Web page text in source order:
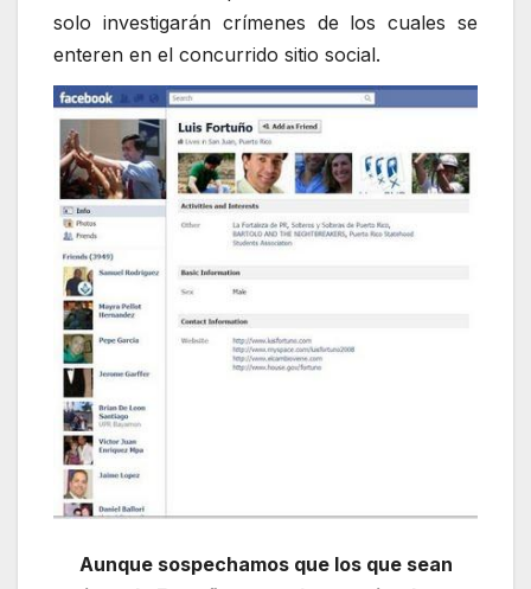
solo investigarán crímenes de los cuales se
enteren en el concurrido sitio social.
Aunque sospechamos que los que sean